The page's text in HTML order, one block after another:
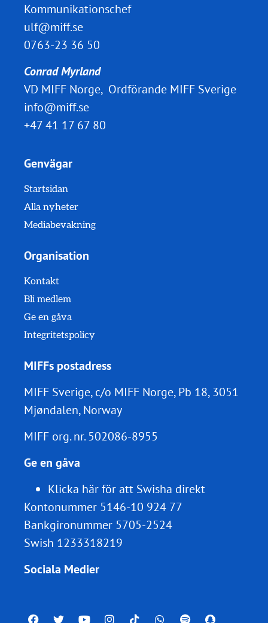
Kommunikationschef
ulf@miff.se
0763-23 36 50
Conrad Myrland
VD MIFF Norge, Ordförande MIFF Sverige
info@miff.se
+47 41 17 67 80
Genvägar
Startsidan
Alla nyheter
Mediabevakning
Organisation
Kontakt
Bli medlem
Ge en gåva
Integritetspolicy
MIFFs postadress
MIFF Sverige, c/o MIFF Norge, Pb 18, 3051
Mjøndalen, Norway
MIFF org. nr.502086-8955
Ge en gåva
Klicka här för att Swisha direkt
Kontonummer 5146-10 924 77
Bankgironummer 5705-2524
Swish 1233318219
Sociala Medier